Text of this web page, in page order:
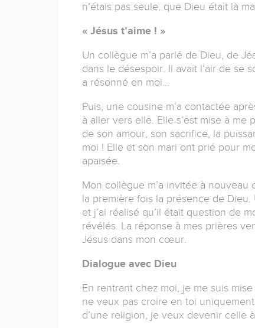
n’étais pas seule, que Dieu était là
« Jésus t’aime ! »
Un collègue m’a parlé de Dieu, de
dans le désespoir. Il avait l’air de se
a résonné en moi…
Puis, une cousine m’a contactée
à aller vers elle. Elle s’est mise à me
de son amour, son sacrifice, la
moi ! Elle et son mari ont prié pour
apaisée.
Mon collègue m’a invitée à nouveau
la première fois la présence de
et j’ai réalisé qu’il était question de
révélés. La réponse à mes prières
Jésus dans mon cœur.
Dialogue avec Dieu
En rentrant chez moi, je me suis
ne veux pas croire en toi
d’une religion, je veux devenir celle